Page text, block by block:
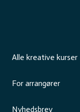
Alle kreative kurser
For arrangører
Nyhedsbrev